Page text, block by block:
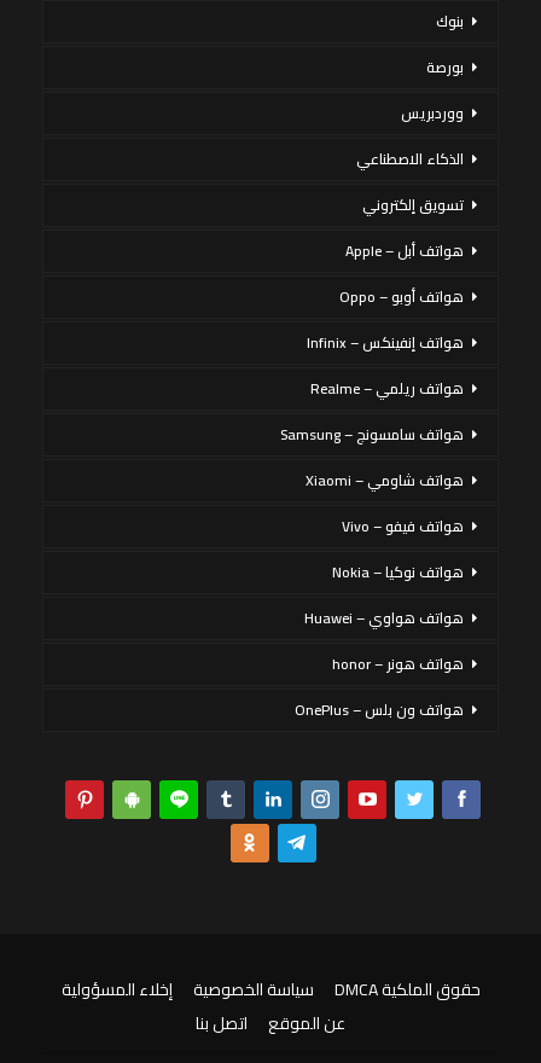
بنوك
بورصة
ووردبريس
الذكاء الاصطناعي
تسويق إلكتروني
هواتف أبل – Apple
هواتف أوبو – Oppo
هواتف إنفينكس – Infinix
هواتف ريلمي – Realme
هواتف سامسونج – Samsung
هواتف شاومي – Xiaomi
هواتف فيفو – Vivo
هواتف نوكيا – Nokia
هواتف هواوي – Huawei
هواتف هونر – honor
هواتف ون بلس – OnePlus
حقوق الملكية DMCA سياسة الخصوصية
إخلاء المسؤولية
عن الموقع
اتصل بنا